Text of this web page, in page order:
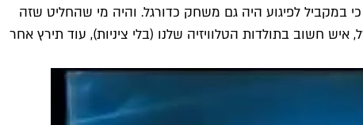
במקביל לפיגוע היה גם משחק כדורגל. והיה מי שהחליט שזה
חשוב בתולדות הטלוויזיה שלנו (בלי ציניות), עוד תירץ אחר